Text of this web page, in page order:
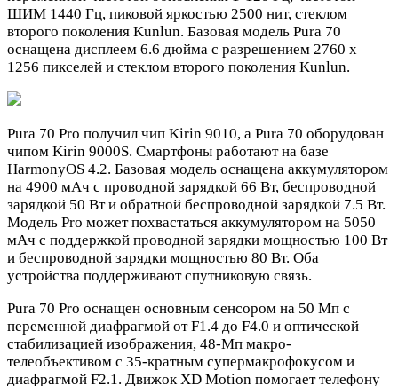
ШИМ 1440 Гц, пиковой яркостью 2500 нит, стеклом
второго поколения Kunlun. Базовая модель Pura 70
оснащена дисплеем 6.6 дюйма с разрешением 2760 x
1256 пикселей и стеклом второго поколения Kunlun.
Pura 70 Pro получил чип Kirin 9010, а Pura 70 оборудован
чипом Kirin 9000S. Смартфоны работают на базе
HarmonyOS 4.2. Базовая модель оснащена аккумулятором
на 4900 мАч с проводной зарядкой 66 Вт, беспроводной
зарядкой 50 Вт и обратной беспроводной зарядкой 7.5 Вт.
Модель Pro может похвастаться аккумулятором на 5050
мАч с поддержкой проводной зарядки мощностью 100 Вт
и беспроводной зарядки мощностью 80 Вт. Оба
устройства поддерживают спутниковую связь.
Pura 70 Pro оснащен основным сенсором на 50 Мп с
переменной диафрагмой от F1.4 до F4.0 и оптической
стабилизацией изображения, 48-Мп макро-
телеобъективом с 35-кратным супермакрофокусом и
диафрагмой F2.1. Движок XD Motion помогает телефону